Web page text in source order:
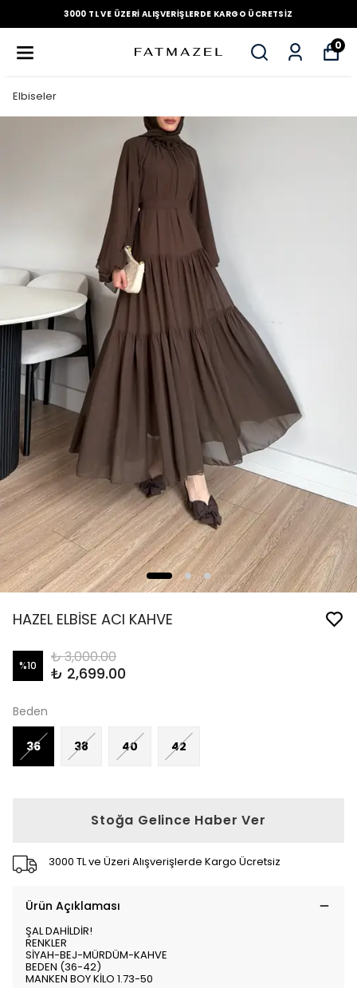
3000 TL VE ÜZERI ALIŞVERIŞLERDE KARGO ÜCRETSIZ
0
Elbiseler
HAZEL ELBİSE ACI KAHVE
%10 ₺ 3,000.00
₺ 2,699.00
Beden
36 38 40 42
Stoğa Gelince Haber Ver
3000 TL ve Üzeri Alışverişlerde Kargo Ücretsiz
Ürün Açıklaması
ŞAL DAHİLDİR!
RENKLER
SİYAH-BEJ-MÜRDÜM-KAHVE
BEDEN (36-42)
MANKEN BOY KİLO 1.73-50